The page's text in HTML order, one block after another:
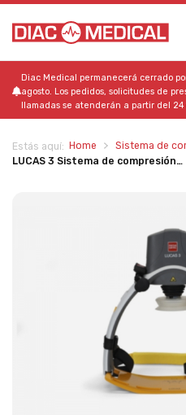
Diac Medical permanecerá cerrado
agosto. Los pedidos, solicitudes de
llamadas se atenderán a partir del 24
Estás aquí: Home
Sistema de
LUCAS 3 Sistema de compresión…